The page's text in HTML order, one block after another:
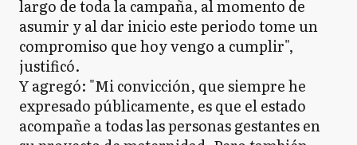
largo de toda la campaña, al momento de
asumir y al dar inicio este periodo tome un
compromiso que hoy vengo a cumplir",
justificó.
Y agregó: "Mi convicción, que siempre he
expresado públicamente, es que el estado
acompañe a todas las personas gestantes en